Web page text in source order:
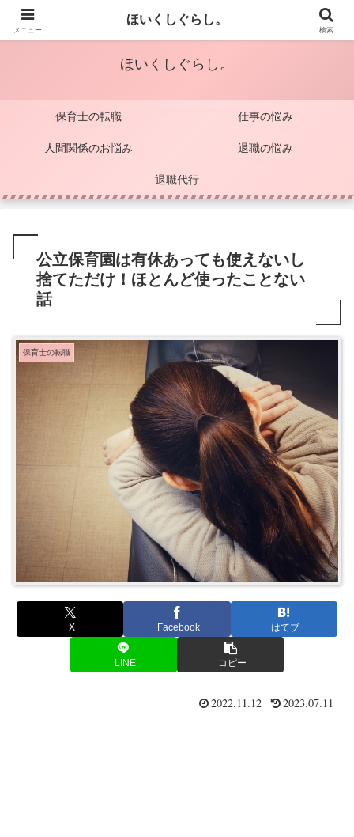
保育士のココロを軽くするブログ
ほいくしぐらし。
保育士の転職 仕事の悩み
人間関係のお悩み 退職の悩み
退職代行
公立保育園は有休あっても使えないし
捨てただけ！ほとんど使ったことない
話
保育士の転職
X Facebook はてブ
LINE コピー
2022.11.12 2023.07.11
メニュー
ほいくしぐらし。
検索